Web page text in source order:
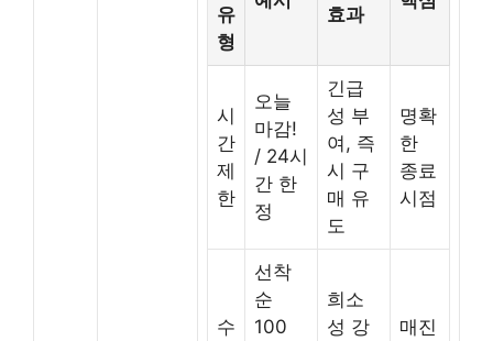
유
형
효과
시
간
제
한
오늘
마감!
/ 24시
간 한
정
긴급
성 부
여, 즉
시 구
매 유
도
명확
한
종료
시점
수
선착
순
100
희소
성 강
매진